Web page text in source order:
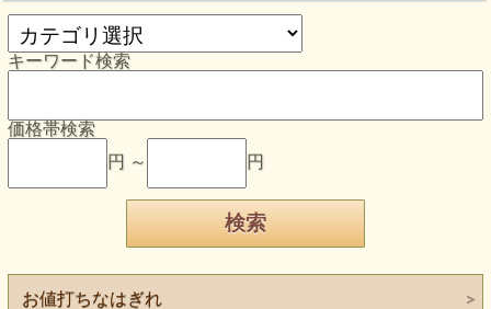
キーワード検索
価格帯検索
円 ～
円
お値打ちなはぎれ